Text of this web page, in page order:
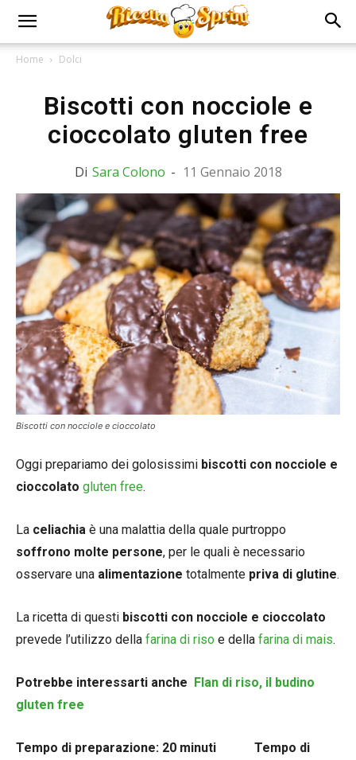
Home Dolci
Biscotti con nocciole e
cioccolato gluten free
Di Sara Colono - 11 Gennaio 2018
Biscotti con nocciole e cioccolato
Oggi prepariamo dei golosissimi biscotti con nocciole e
cioccolato gluten free.
La celiachia è una malattia della quale purtroppo
soffrono molte persone, per le quali è necessario
osservare una alimentazione totalmente priva di glutine.
La ricetta di questi biscotti con nocciole e cioccolato
prevede l’utilizzo della farina di riso e della farina di mais.
Potrebbe interessarti anche
Flan di riso, il budino
gluten free
Tempo di preparazione: 20 minuti Tempo di